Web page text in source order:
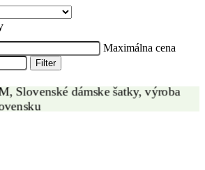
Maximálna cena
Filter
HODVÁBNYCH ŠATIEK
VÝROBA